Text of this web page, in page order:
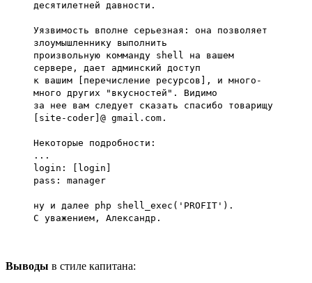
десятилетней давности.
Уязвимость вполне серьезная: она позволяет
злоумышленнику выполнить
произвольную комманду shell на вашем
сервере, дает админский доступ
к вашим [перечисление ресурсов], и много-
много других "вкусностей". Видимо
за нее вам следует сказать спасибо товарищу
[site-coder]@ gmail.com.
Некоторые подробности:
...
login: [login]
pass: manager
ну и далее php shell_exec('PROFIT').
С уважением, Александр.
Выводы в стиле капитана: